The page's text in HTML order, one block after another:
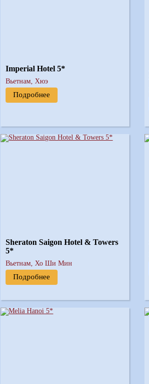
Imperial Hotel 5*
Вьетнам, Хюэ
Подробнее
Sheraton Saigon Hotel & Towers
5*
Вьетнам, Хо Ши Мин
Подробнее